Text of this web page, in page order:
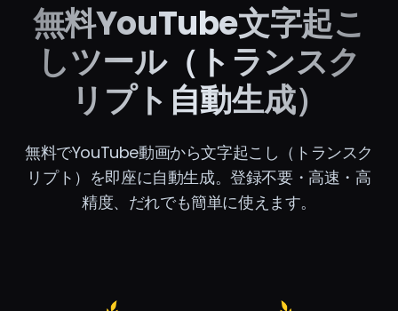
無料YouTube文字起こ
しツール（トランスク
リプト自動生成）
無料でYouTube動画から文字起こし（トランスク
リプト）を即座に自動生成。登録不要・高速・高
精度、だれでも簡単に使えます。